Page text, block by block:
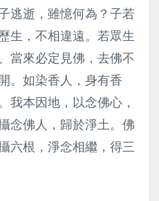
逃逝，雖憶何為？子若
生，不相違遠。若眾生
當來必定見佛，去佛不
。如染香人，身有香
我本因地，以念佛心，
念佛人，歸於淨土。佛
六根，淨念相繼，得三